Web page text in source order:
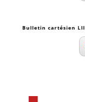
Bulletin cartésien LII